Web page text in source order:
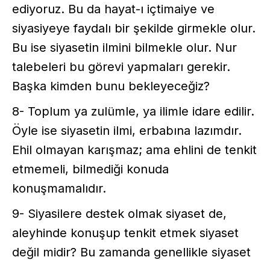
ediyoruz. Bu da hayat-ı içtimaiye ve
siyasiyeye faydalı bir şekilde girmekle olur.
Bu ise siyasetin ilmini bilmekle olur. Nur
talebeleri bu görevi yapmaları gerekir.
Başka kimden bunu bekleyeceğiz?
8- Toplum ya zulümle, ya ilimle idare edilir.
Öyle ise siyasetin ilmi, erbabına lazımdır.
Ehil olmayan karışmaz; ama ehlini de tenkit
etmemeli, bilmediği konuda
konuşmamalıdır.
9- Siyasilere destek olmak siyaset de,
aleyhinde konuşup tenkit etmek siyaset
değil midir? Bu zamanda genellikle siyaset